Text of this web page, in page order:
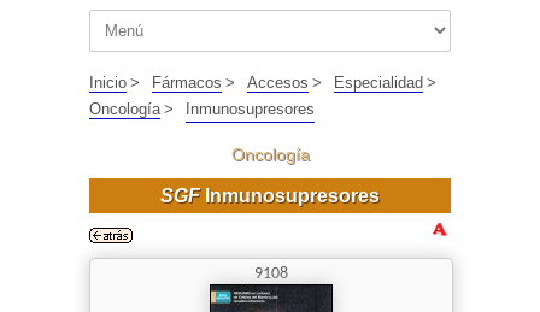
Inicio > Fármacos > Accesos > Especialidad >
Oncología > Inmunosupresores
Oncología
SGF Inmunosupresores
9108